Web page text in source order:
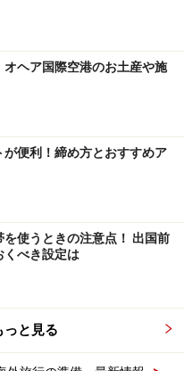
オヘア国際空港のお土産や施
が便利！締め方とおすすめア
使うときの注意点！ 出国前
くべき設定は
っと見る